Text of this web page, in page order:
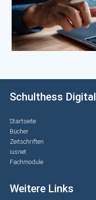
Schulthess Digital
Startseite
Bücher
Zeitschriften
iusnet
Fachmodule
Weitere Links